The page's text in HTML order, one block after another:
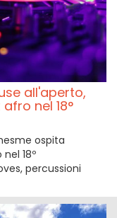
all'aperto,
nel 18°
ospita
18º
percussioni